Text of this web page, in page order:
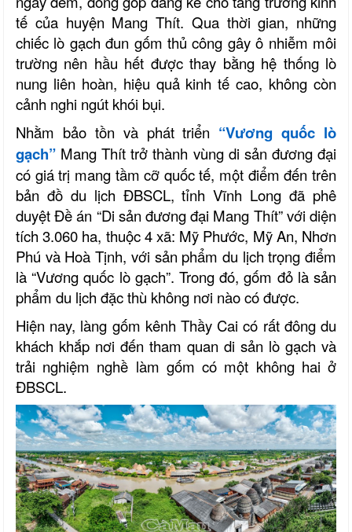
tế của huyện Mang Thít. Qua thời gian, những
chiếc lò gạch đun gốm thủ công gây ô nhiễm môi
trường nên hầu hết được thay bằng hệ thống lò
nung liên hoàn, hiệu quả kinh tế cao, không còn
cảnh nghi ngút khói bụi.
Nhằm bảo tồn và phát triển “Vương quốc lò
gạch” Mang Thít trở thành vùng di sản đương đại
có giá trị mang tầm cỡ quốc tế, một điểm đến trên
bản đồ du lịch ÐBSCL, tỉnh Vĩnh Long đã phê
duyệt Ðề án “Di sản đương đại Mang Thít” với diện
tích 3.060 ha, thuộc 4 xã: Mỹ Phước, Mỹ An, Nhơn
Phú và Hoà Tịnh, với sản phẩm du lịch trọng điểm
là “Vương quốc lò gạch”. Trong đó, gốm đỏ là sản
phẩm du lịch đặc thù không nơi nào có được.
Hiện nay, làng gốm kênh Thầy Cai có rất đông du
khách khắp nơi đến tham quan di sản lò gạch và
trải nghiệm nghề làm gốm có một không hai ở
ÐBSCL.